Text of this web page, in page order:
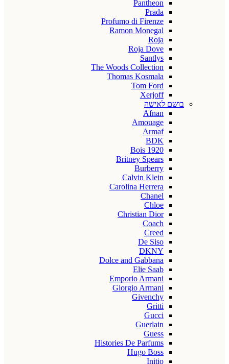
Pantheon
Prada
Profumo di Firenze
Ramon Monegal
Roja
Roja Dove
Santlys
The Woods Collection
Thomas Kosmala
Tom Ford
Xerjoff
בושם לאישה
Afnan
Amouage
Armaf
BDK
Bois 1920
Britney Spears
Burberry
Calvin Klein
Carolina Herrera
Chanel
Chloe
Christian Dior
Coach
Creed
De Siso
DKNY
Dolce and Gabbana
Elie Saab
Emporio Armani
Giorgio Armani
Givenchy
Gritti
Gucci
Guerlain
Guess
Histories De Parfums
Hugo Boss
Initio